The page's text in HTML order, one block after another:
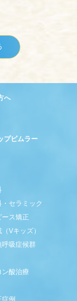
へ
プビムラー
・セラミック
ース矯正
Vキッズ）
呼吸症候群
ン酸治療
例